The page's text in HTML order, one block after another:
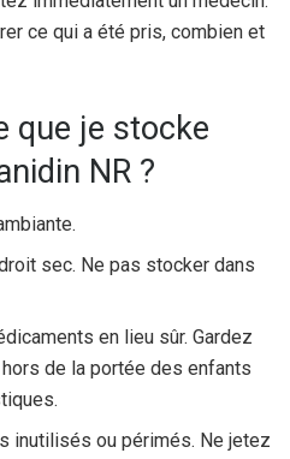
ce qui a été pris, combien et
que je stocke
NR ?
sec. Ne pas stocker dans
en lieu sûr. Gardez
de la portée des enfants
inutilisés ou périmés. Ne jetez